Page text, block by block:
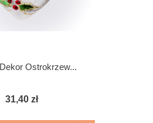
Ostrokrzew...
31,40 zł